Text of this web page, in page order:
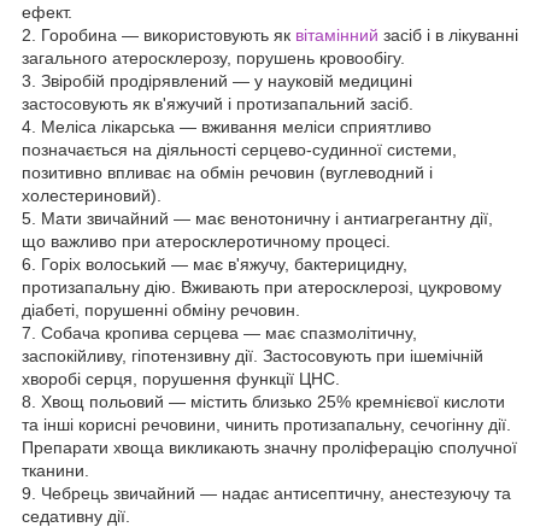
ефект.
2. Горобина — використовують як вітамінний засіб і в лікуванні
загального атеросклерозу, порушень кровообігу.
3. Звіробій продірявлений — у науковій медицині
застосовують як в'яжучий і протизапальний засіб.
4. Меліса лікарська — вживання меліси сприятливо
позначається на діяльності серцево-судинної системи,
позитивно впливає на обмін речовин (вуглеводний і
холестериновий).
5. Мати звичайний — має венотоничну і антиагрегантну дії,
що важливо при атеросклеротичному процесі.
6. Горіх волоський — має в'яжучу, бактерицидну,
протизапальну дію. Вживають при атеросклерозі, цукровому
діабеті, порушенні обміну речовин.
7. Собача кропива серцева — має спазмолітичну,
заспокійливу, гіпотензивну дії. Застосовують при ішемічній
хворобі серця, порушення функції ЦНС.
8. Хвощ польовий — містить близько 25% кремнієвої кислоти
та інші корисні речовини, чинить протизапальну, сечогінну дії.
Препарати хвоща викликають значну проліферацію сполучної
тканини.
9. Чебрець звичайний — надає антисептичну, анестезуючу та
седативну дії.